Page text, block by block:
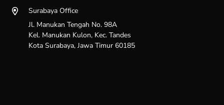
Surabaya Office
Jl. Manukan Tengah No. 98A
Kel. Manukan Kulon, Kec. Tandes
Kota Surabaya, Jawa Timur 60185